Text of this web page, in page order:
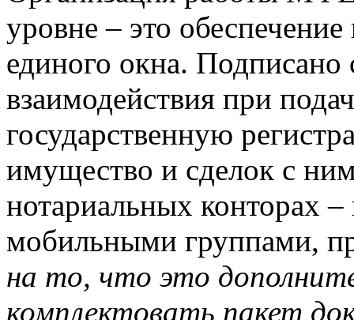
уровне – это
единого окна.
взаимодействия при
государственную
имущество и сделок с
нотариальных конторах
мобильными группами,
на то, что это
комплектовать пакет